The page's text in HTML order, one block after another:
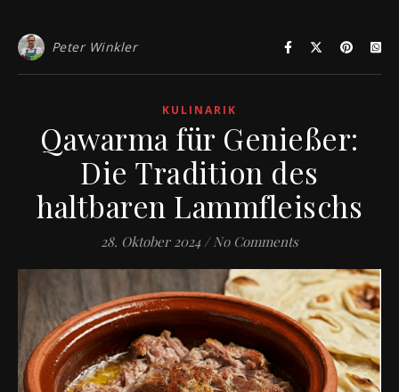
Peter Winkler
KULINARIK
Qawarma für Genießer:
Die Tradition des
haltbaren Lammfleischs
28. Oktober 2024 / No Comments